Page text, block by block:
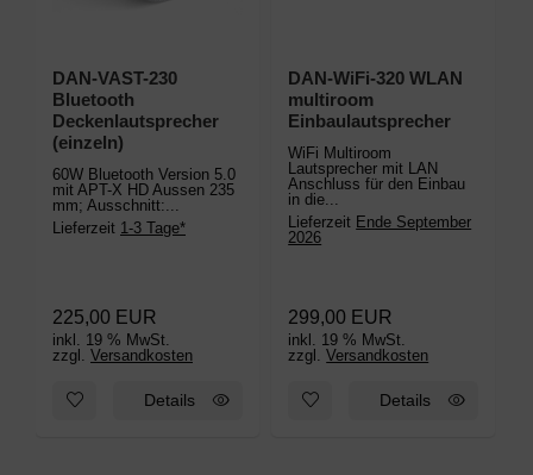
DAN-VAST-230
Bluetooth
Deckenlautsprecher
(einzeln)
60W Bluetooth Version 5.0
mit APT-X HD Aussen 235
mm; Ausschnitt:...
Lieferzeit 1-3 Tage*
225,00 EUR
inkl. 19 % MwSt.
zzgl. Versandkosten
Zum Merkzettel hinzufügen: DAN-VAST-230 Bluetooth
Details
DAN-WiFi-320 WLAN
multiroom
Einbaulautsprecher
WiFi Multiroom
Lautsprecher mit LAN
Anschluss für den Einbau
in die...
Lieferzeit Ende September
2026
299,00 EUR
inkl. 19 % MwSt.
zzgl.Versandkosten
Zum Merkzettel hinzufügen:
Details